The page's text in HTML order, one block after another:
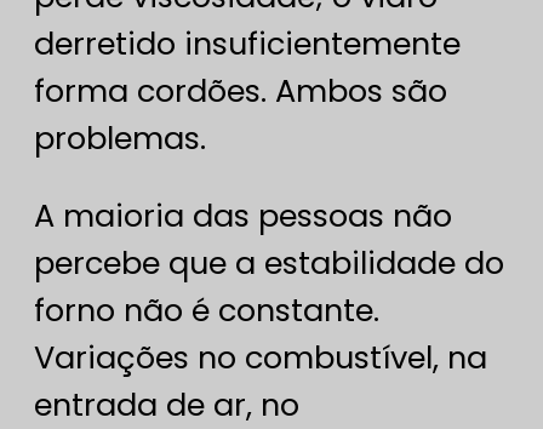
derretido insuficientemente
forma cordões. Ambos são
problemas.
A maioria das pessoas não
percebe que a estabilidade do
forno não é constante.
Variações no combustível, na
entrada de ar, no